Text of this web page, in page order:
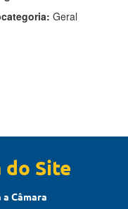
Geral
do Site
a Câmara